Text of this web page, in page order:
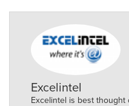
Excelintel
Excelintel is best thought